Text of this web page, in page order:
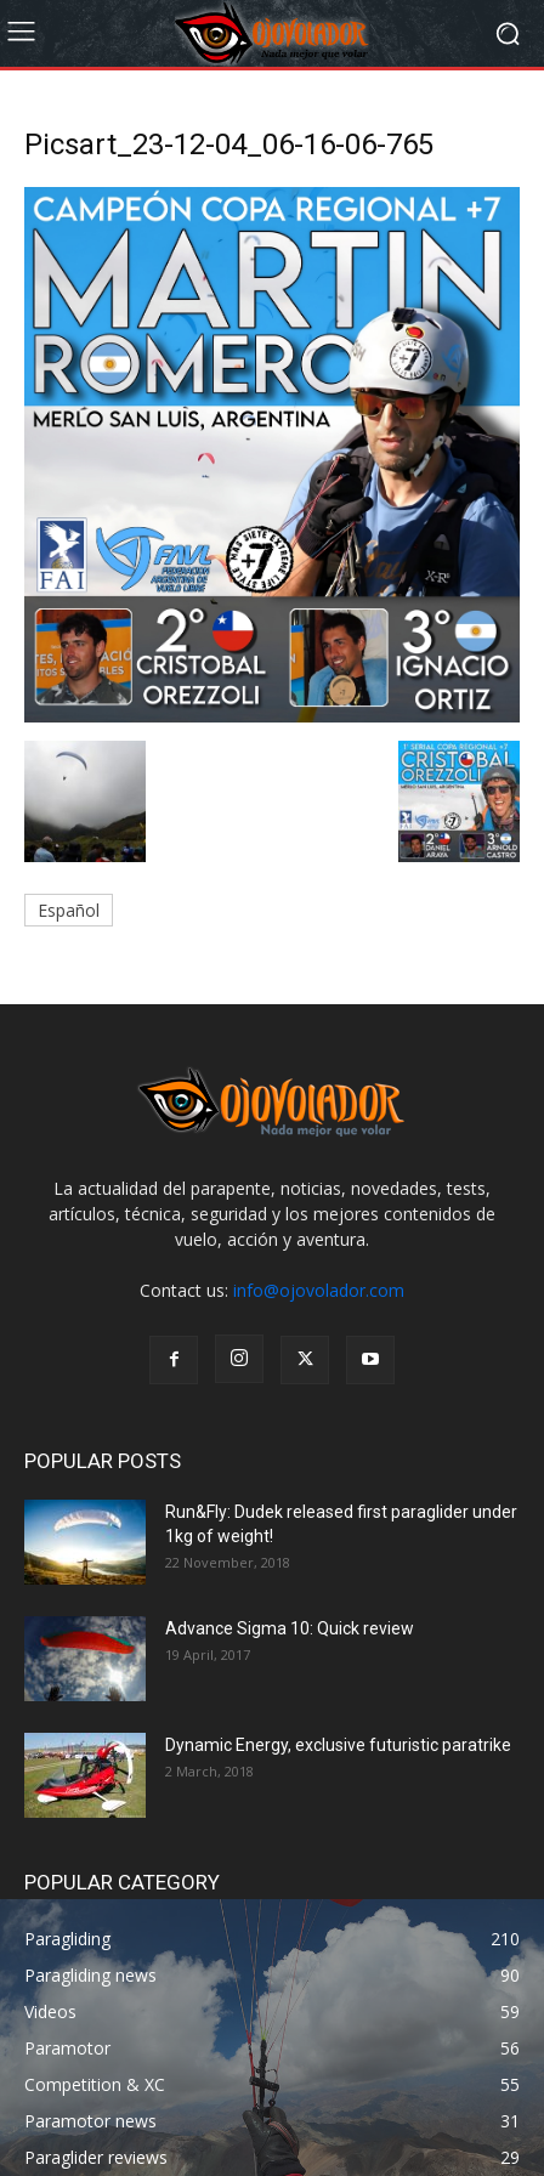
Picsart_23-12-04_06-16-06-765
Español
La actualidad del parapente, noticias, novedades, tests,
artículos, técnica, seguridad y los mejores contenidos de
vuelo, acción y aventura.
Contact us: info@ojovolador.com
POPULAR POSTS
Run&Fly: Dudek released first paraglider under
1kg of weight!
22 November, 2018
Advance Sigma 10: Quick review
19 April, 2017
Dynamic Energy, exclusive futuristic paratrike
2 March, 2018
POPULAR CATEGORY
Paragliding
210
Paragliding news
90
Videos
59
Paramotor
56
Competition & XC
55
Paramotor news
31
Paraglider reviews
29